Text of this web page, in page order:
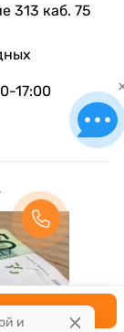
313 каб. 75
17:00
и